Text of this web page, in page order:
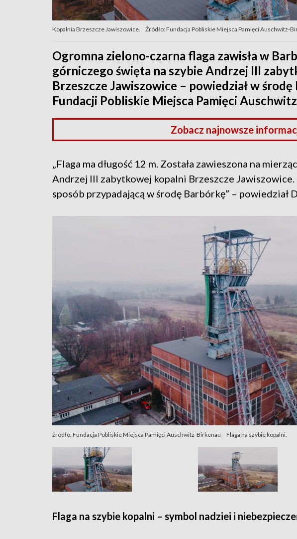
Kopalnia Brzeszcze Jawiszowice. Źródło: Fundacja Pobliskie Miejsca Pamięci Auschwitz-
Ogromna zielono-czarna flaga zawisła w
górniczego święta na szybie Andrzej III
Brzeszcze Jawiszowice – powiedział w środę
Fundacji Pobliskie Miejsca Pamięci
Zobacz najnowsze
„Flaga ma długość 12 m. Została zawieszona na
Andrzej III zabytkowej kopalni Brzeszcze
sposób przypadającą w środę Barbórkę” – powiedział
źródło: Fundacja Pobliskie Miejsca Pamięci Auschwitz-Birkenau Flaga na szybie kopalni.
Flaga na szybie kopalni – symbol nadziei i